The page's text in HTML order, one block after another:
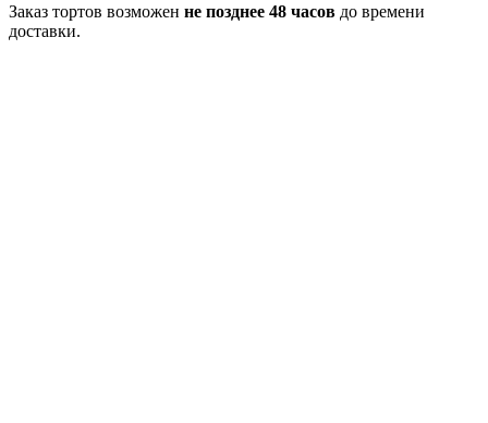
Заказ тортов возможен не позднее 48 часов до времени
доставки.